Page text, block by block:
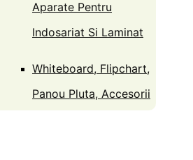
Aparate Pentru
Indosariat Si Laminat
Whiteboard, Flipchart,
Panou Pluta, Accesorii